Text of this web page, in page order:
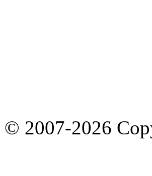
© 2007-2026